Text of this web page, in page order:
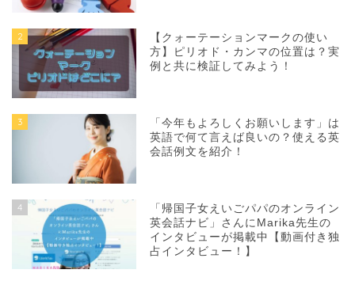
2
【クォーテーションマークの使い
方】ピリオド・カンマの位置は？実
例と共に検証してみよう！
3
「今年もよろしくお願いします」は
英語で何て言えば良いの？使える英
会話例文を紹介！
4
「帰国子女えいごパパのオンライン
英会話ナビ」さんにMarika先生の
インタビューが掲載中【動画付き独
占インタビュー！】